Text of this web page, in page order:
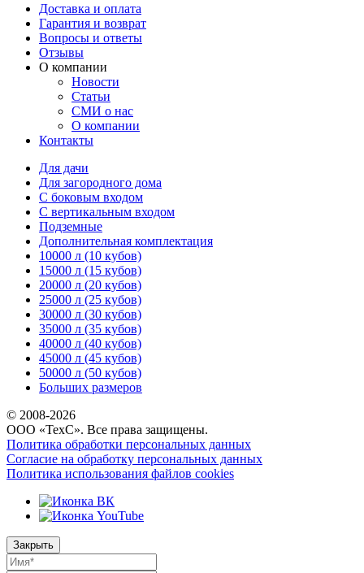
Доставка и оплата
Гарантия и возврат
Вопросы и ответы
Отзывы
О компании
Новости
Статьи
СМИ о нас
О компании
Контакты
Для дачи
Для загородного дома
С боковым входом
С вертикальным входом
Подземные
Дополнительная комплектация
10000 л (10 кубов)
15000 л (15 кубов)
20000 л (20 кубов)
25000 л (25 кубов)
30000 л (30 кубов)
35000 л (35 кубов)
40000 л (40 кубов)
45000 л (45 кубов)
50000 л (50 кубов)
Больших размеров
© 2008-2026
ООО «ТехС». Все права защищены.
Политика обработки персональных данных
Согласие на обработку персональных данных
Политика использования файлов cookies
Закрыть